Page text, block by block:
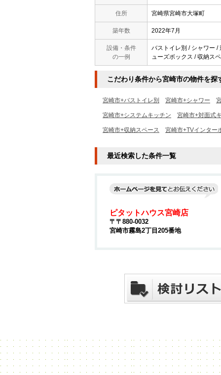
住所 宮崎県宮崎市大塚町
築年数 2022年7月
設備・条件
の一例
バストイレ別 / シャワー /
ューズボックス / 収納ス
こだわり条件から宮崎市の物件を探
宮崎市+バストイレ別 宮崎市+シャワー
宮崎市+システムキッチン 宮崎市+対面式
宮崎市+収納スペース 宮崎市+TVインター
最近検索した条件一覧
ピタットハウス宮崎店
〒〒880-0032
宮崎市霧島2丁目205番地